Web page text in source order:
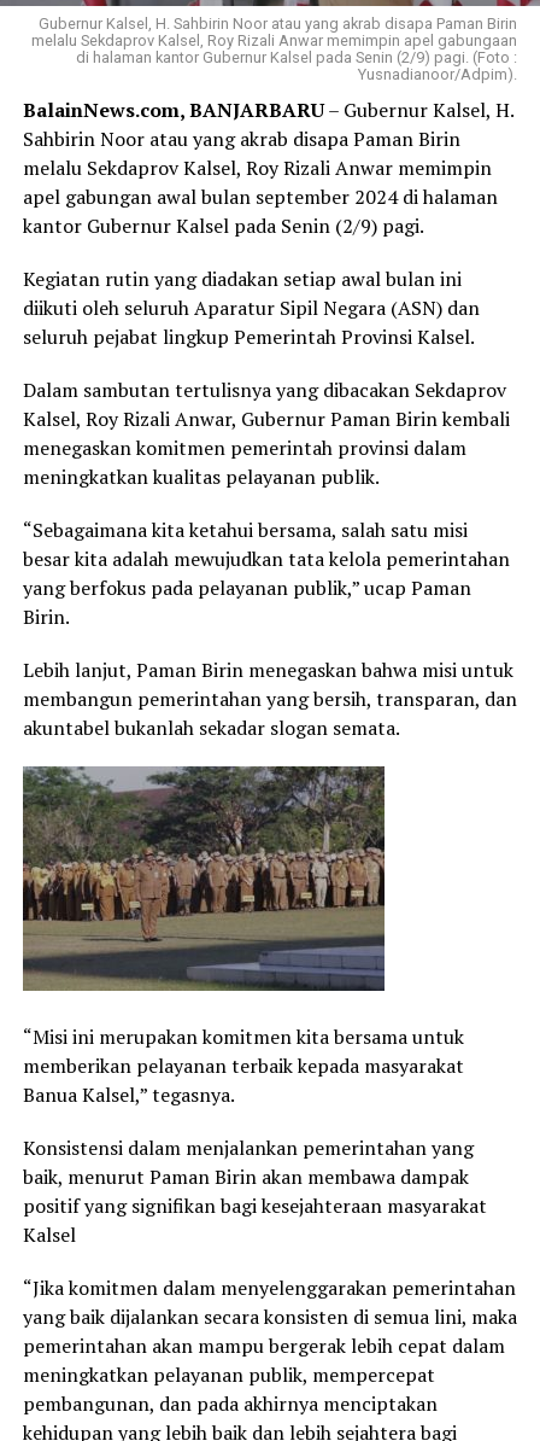
Gubernur Kalsel, H. Sahbirin Noor atau yang akrab disapa Paman Birin
melalu Sekdaprov Kalsel, Roy Rizali Anwar memimpin apel gabungaan
di halaman kantor Gubernur Kalsel pada Senin (2/9) pagi. (Foto :
Yusnadianoor/Adpim).
BalainNews.com, BANJARBARU– Gubernur Kalsel, H.
Sahbirin Noor atau yang akrab disapa Paman Birin
melalu Sekdaprov Kalsel, Roy Rizali Anwar memimpin
apel gabungan awal bulan september 2024 di halaman
kantor Gubernur Kalsel pada Senin (2/9) pagi.
Kegiatan rutin yang diadakan setiap awal bulan ini
diikuti oleh seluruh Aparatur Sipil Negara (ASN) dan
seluruh pejabat lingkup Pemerintah Provinsi Kalsel.
Dalam sambutan tertulisnya yang dibacakan Sekdaprov
Kalsel, Roy Rizali Anwar, Gubernur Paman Birin kembali
menegaskan komitmen pemerintah provinsi dalam
meningkatkan kualitas pelayanan publik.
“Sebagaimana kita ketahui bersama, salah satu misi
besar kita adalah mewujudkan tata kelola pemerintahan
yang berfokus pada pelayanan publik,” ucap Paman
Birin.
Lebih lanjut, Paman Birin menegaskan bahwa misi untuk
membangun pemerintahan yang bersih, transparan, dan
akuntabel bukanlah sekadar slogan semata.
“Misi ini merupakan komitmen kita bersama untuk
memberikan pelayanan terbaik kepada masyarakat
Banua Kalsel,” tegasnya.
Konsistensi dalam menjalankan pemerintahan yang
baik, menurut Paman Birin akan membawa dampak
positif yang signifikan bagi kesejahteraan masyarakat
Kalsel
“Jika komitmen dalam menyelenggarakan pemerintahan
yang baik dijalankan secara konsisten di semua lini, maka
pemerintahan akan mampu bergerak lebih cepat dalam
meningkatkan pelayanan publik, mempercepat
pembangunan, dan pada akhirnya menciptakan
kehidupan yang lebih baik dan lebih sejahtera bagi